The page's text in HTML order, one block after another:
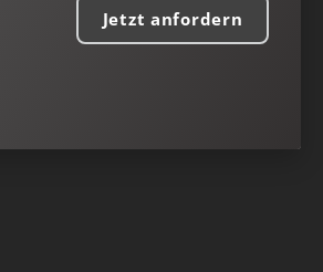
Jetzt anfordern